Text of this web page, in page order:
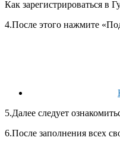
Как зарегистрироваться в
4.После этого нажмите
5.Далее следует
6.После заполнения всех